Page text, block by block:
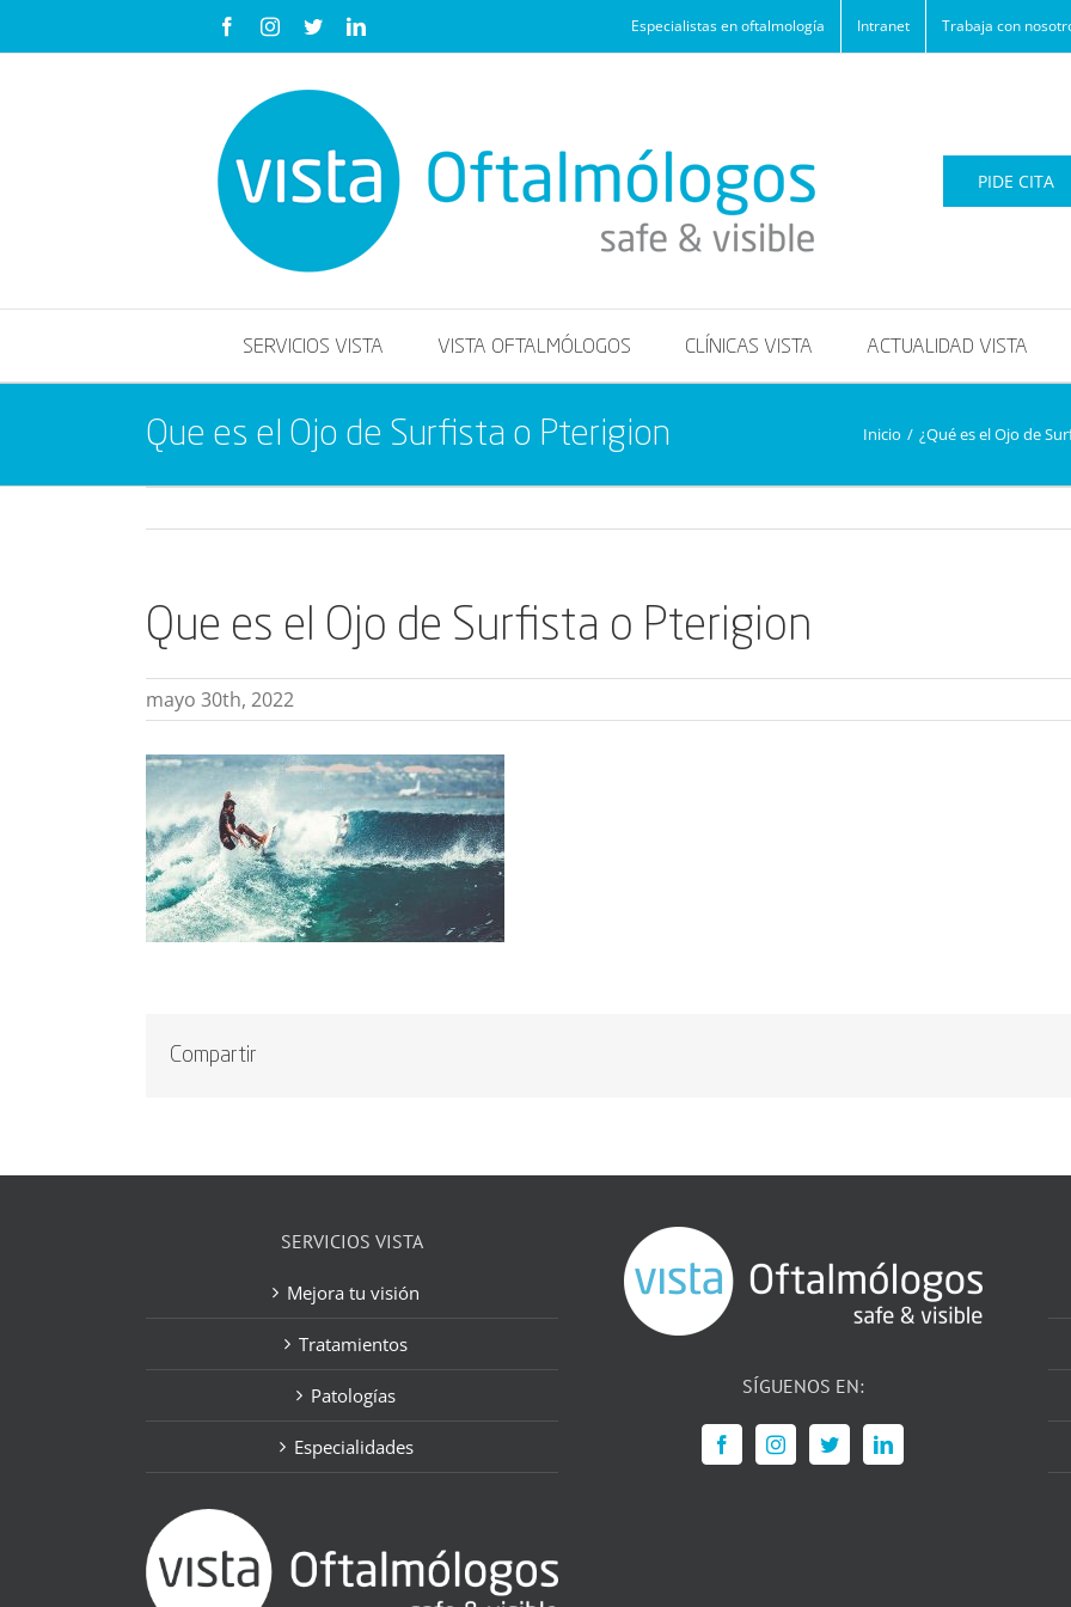
FacebookInstagram
TwitterLinkedIn Especialistas en oftalmología Intranet Trabaja con
PIDE CITA
SERVICIOS VISTA VISTA OFTALMÓLOGOS CLÍNICAS VISTA ACTUALIDAD VISTA
Que es el Ojo de Surfista o Pterigion Inicio / ¿Qué es el Ojo de
Que es el Ojo de Surfista o Pterigion
mayo 30th, 2022
Compartir
SERVICIOS VISTA
Mejora tu visión
Tratamientos
Patologías
Especialidades
SÍGUENOS EN: